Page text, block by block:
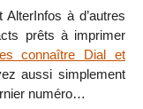
à d’autres
prêts à imprimer
connaître Dial et
aussi simplement
numéro…